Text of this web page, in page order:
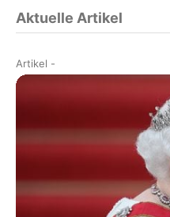
Aktuelle Artikel
Artikel -